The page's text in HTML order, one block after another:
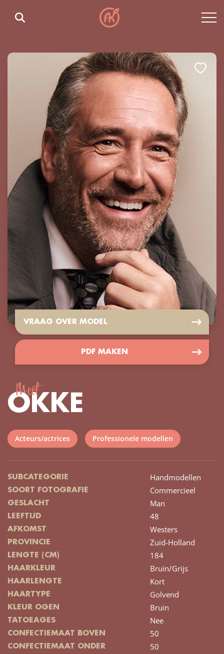
VRAAG OVER MODEL
PDF MAKEN
Meet
OKKE
Acteurs/actrices Professionele modellen
SUBCATEGORIE Handmodellen
SOORT FOTOGRAFIE Commercieel
GESLACHT Man
LEEFTIJD 48
AFKOMST Westers
PROVINCIE Zuid-Holland
LENGTE (CM) 184
HAARKLEUR Bruin/Grijs
HAARLENGTE Kort
HAARTYPE Golvend
KLEUR OGEN Bruin
TATOEAGES Nee
CONFECTIEMAAT BOVEN 50
CONFECTIEMAAT ONDER 50